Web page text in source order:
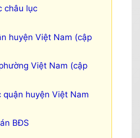
châu lục
huyện Việt Nam (cập
Việt Nam (cập
quận huyện Việt Nam
BĐS